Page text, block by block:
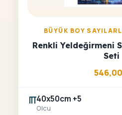
BÜYÜK BOY
Renkli Yeldeğirmeni
Seti
546,00
40x50cm +5
Olcu